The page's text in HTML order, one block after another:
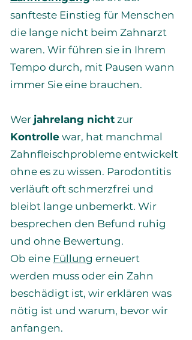
sanfteste Einstieg für Menschen
die lange nicht beim Zahnarzt
waren. Wir führen sie in Ihrem
Tempo durch, mit Pausen wann
immer Sie eine brauchen.
Wer jahrelang nicht zur
Kontrolle war, hat manchmal
Zahnfleischprobleme entwickelt
ohne es zu wissen. Parodontitis
verläuft oft schmerzfrei und
bleibt lange unbemerkt. Wir
besprechen den Befund ruhig
und ohne Bewertung.
Ob eine Füllung erneuert
werden muss oder ein Zahn
beschädigt ist, wir erklären was
nötig ist und warum, bevor wir
anfangen.